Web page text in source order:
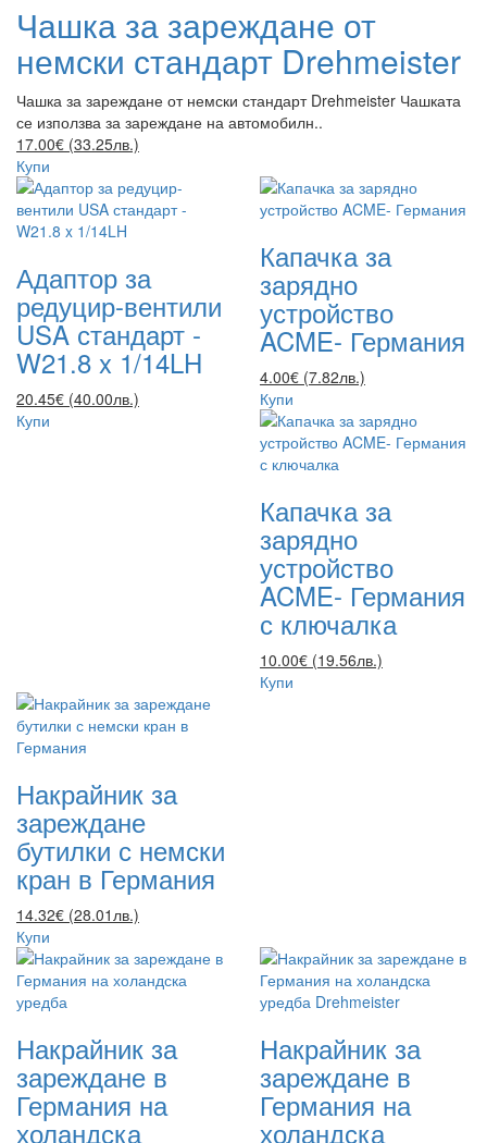
Чашка за зареждане от
немски стандарт Drehmeister
Чашка за зареждане от немски стандарт Drehmeister Чашката
се използва за зареждане на автомобилн..
17.00€ (33.25лв.)
Купи
Адаптор за
редуцир-вентили
USA стандарт -
W21.8 x 1/14LH
20.45€ (40.00лв.)
Купи
Капачка за
зарядно
устройство
ACME- Германия
4.00€ (7.82лв.)
Купи
Капачка за
зарядно
устройство
ACME- Германия
с ключалка
10.00€ (19.56лв.)
Купи
Накрайник за
зареждане
бутилки с немски
кран в Германия
14.32€ (28.01лв.)
Купи
Накрайник за
зареждане в
Германия на
холандска
Накрайник за
зареждане в
Германия на
холандска